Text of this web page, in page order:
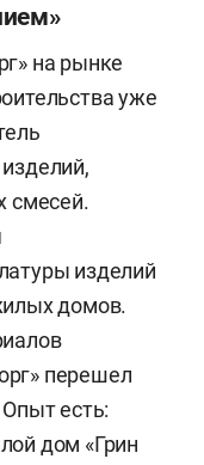
на рынке
уже
смесей.
изделий
домов.
перешел
есть:
дом «Грин